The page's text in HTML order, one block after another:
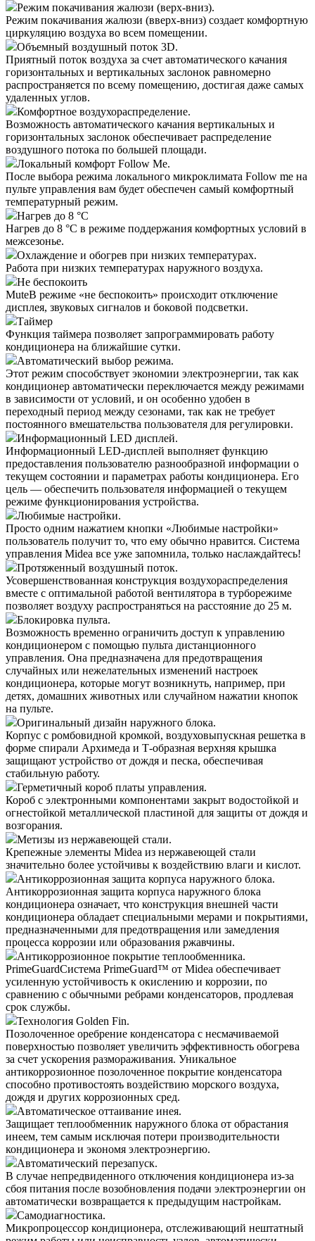
Режим покачивания жалюзи (верх-вниз).
Режим покачивания жалюзи (вверх-вниз) создает комфортную
циркуляцию воздуха во всем помещении.
Объемный воздушный поток 3D.
Приятный поток воздуха за счет автоматического качания
горизонтальных и вертикальных заслонок равномерно
распространяется по всему помещению, достигая даже самых
удаленных углов.
Комфортное воздухораспределение.
Возможность автоматического качания вертикальных и
горизонтальных заслонок обеспечивает распределение
воздушного потока по большей площади.
Локальный комфорт Follow Me.
После выбора режима локального микроклимата Follow me на
пульте управления вам будет обеспечен самый комфортный
температурный режим.
Нагрев до 8 °С
Нагрев до 8 °С в режиме поддержания комфортных условий в
межсезонье.
Охлаждение и обогрев при низких температурах.
Работа при низких температурах наружного воздуха.
Не беспокоить
MuteВ режиме «не беспокоить» происходит отключение
дисплея, звуковых сигналов и боковой подсветки.
Таймер
Функция таймера позволяет запрограммировать работу
кондиционера на ближайшие сутки.
Автоматический выбор режима.
Этот режим способствует экономии электроэнергии, так как
кондиционер автоматически переключается между режимами
в зависимости от условий, и он особенно удобен в
переходный период между сезонами, так как не требует
постоянного вмешательства пользователя для регулировки.
Информационный LED дисплей.
Информационный LED-дисплей выполняет функцию
предоставления пользователю разнообразной информации о
текущем состоянии и параметрах работы кондиционера. Его
цель — обеспечить пользователя информацией о текущем
режиме функционирования устройства.
Любимые настройки.
Просто одним нажатием кнопки «Любимые настройки»
пользователь получит то, что ему обычно нравится. Система
управления Midea все уже запомнила, только наслаждайтесь!
Протяженный воздушный поток.
Усовершенствованная конструкция воздухораспределения
вместе с оптимальной работой вентилятора в турборежиме
позволяет воздуху распространяться на расстояние до 25 м.
Блокировка пульта.
Возможность временно ограничить доступ к управлению
кондиционером с помощью пульта дистанционного
управления. Она предназначена для предотвращения
случайных или нежелательных изменений настроек
кондиционера, которые могут возникнуть, например, при
детях, домашних животных или случайном нажатии кнопок
на пульте.
Оригинальный дизайн наружного блока.
Корпус с ромбовидной кромкой, воздуховыпускная решетка в
форме спирали Архимеда и Т-образная верхняя крышка
защищают устройство от дождя и песка, обеспечивая
стабильную работу.
Герметичный короб платы управления.
Короб с электронными компонентами закрыт водостойкой и
огнестойкой металлической пластиной для защиты от дождя и
возгорания.
Метизы из нержавеющей стали.
Крепежные элементы Midea из нержавеющей стали
значительно более устойчивы к воздействию влаги и кислот.
Антикоррозионная защита корпуса наружного блока.
Антикоррозионная защита корпуса наружного блока
кондиционера означает, что конструкция внешней части
кондиционера обладает специальными мерами и покрытиями,
предназначенными для предотвращения или замедления
процесса коррозии или образования ржавчины.
Антикоррозионное покрытие теплообменника.
PrimeGuardСистема PrimeGuard™ от Midea обеспечивает
усиленную устойчивость к окислению и коррозии, по
сравнению с обычными ребрами конденсаторов, продлевая
срок службы.
Технология Golden Fin.
Позолоченное оребрение конденсатора с несмачиваемой
поверхностью позволяет увеличить эффективность обогрева
за счет ускорения размораживания. Уникальное
антикоррозионное позолоченное покрытие конденсатора
способно противостоять воздействию морского воздуха,
дождя и других коррозионных сред.
Автоматическое оттаивание инея.
Защищает теплообменник наружного блока от обрастания
инеем, тем самым исключая потери производительности
кондиционера и экономя электроэнергию.
Автоматический перезапуск.
В случае непредвиденного отключения кондиционера из-за
сбоя питания после возобновления подачи электроэнергии он
автоматически возвращается к предыдущим настройкам.
Самодиагностика.
Микропроцессор кондиционера, отслеживающий нештатный